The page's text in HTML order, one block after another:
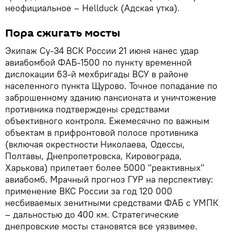
неофициальное – Неllduck (Адская утка).
Пора сжигать мосты
Экипаж Су-34 ВСК России 21 июня нанес удар
авиабомбой ФАБ-1500 по пункту временной
дислокации 63-й мехбригады ВСУ в районе
населенного пункта Щурово. Точное попадание по
заброшенному зданию пансионата и уничтожение
противника подтверждены средствами
объективного контроля. Ежемесячно по важным
объектам в прифронтовой полосе противника
(включая окрестности Николаева, Одессы,
Полтавы, Днепропетровска, Кировограда,
Харькова) прилетает более 5000 "реактивных"
авиабомб. Мрачный прогноз ГУР на перспективу:
применение ВКС России за год 120 000
несбиваемых зенитными средствами ФАБ с УМПК
– дальностью до 400 км. Стратегические
днепровские мосты становятся все уязвимее.